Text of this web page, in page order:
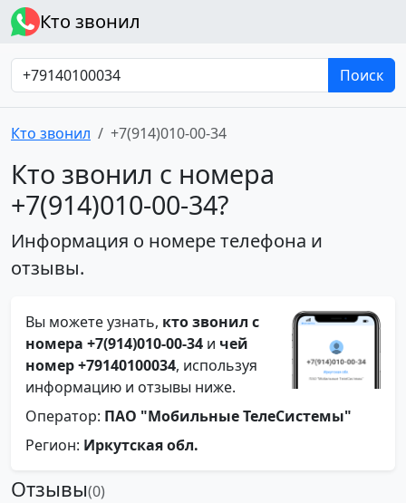
Кто звонил
Поиск
Кто звонил +7(914)010-00-34
Кто звонил с номера
+7(914)010-00-34?
Информация о номере телефона и
отзывы.
Вы можете узнать, кто звонил с
номера +7(914)010-00-34 и чей
номер +79140100034, используя
информацию и отзывы ниже.
Оператор: ПАО "Мобильные ТелеСистемы"
Регион: Иркутская обл.
Отзывы(0)